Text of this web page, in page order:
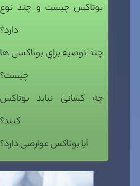
بوتاکس چیست و چند نوع
دارد؟
چند توصیه برای بوتاکسی ها
چیست؟
چه کسانی نباید بوتاکس
کنند؟
آیا بوتاکس عوارضی دارد؟